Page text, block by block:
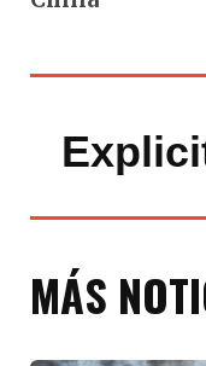
MÁS